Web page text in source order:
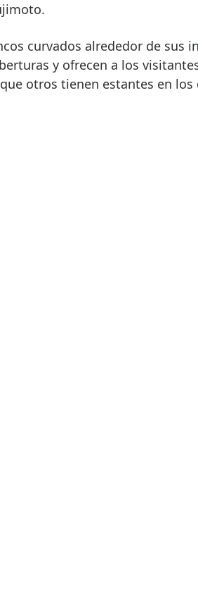
curvados alrededor de sus
y ofrecen a los
otros tienen estantes en los